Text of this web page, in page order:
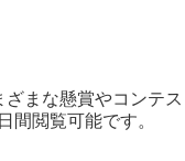
まな懸賞やコンテ
閲覧可能です。